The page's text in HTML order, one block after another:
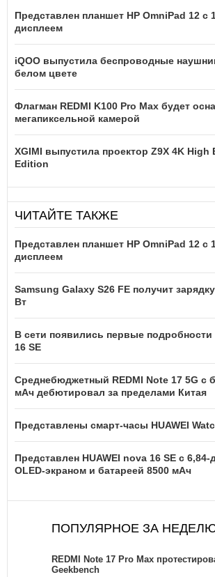
Представлен планшет HP OmniPad 12
дисплеем
iQOO выпустила беспроводные
белом цвете
Флагман REDMI K100 Pro Max будет
мегапиксельной камерой
XGIMI выпустила проектор Z9X 4K High
Edition
ЧИТАЙТЕ ТАКЖЕ
Представлен планшет HP OmniPad 12
дисплеем
Samsung Galaxy S26 FE получит
Вт
В сети появились первые подробности
16 SE
Среднебюджетный REDMI Note 17 5G с
мАч дебютировал за пределами Китая
Представлены смарт-часы HUAWEI
Представлен HUAWEI nova 16 SE с
OLED-экраном и батареей 8500 мАч
ПОПУЛЯРНОЕ ЗА
REDMI Note 17 Pro Max
Geekbench